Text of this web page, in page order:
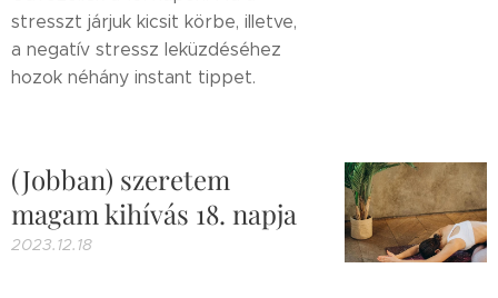
stresszt járjuk kicsit körbe, illetve,
a negatív stressz leküzdéséhez
hozok néhány instant tippet.
(Jobban) szeretem
magam kihívás 18. napja
2023.12.18